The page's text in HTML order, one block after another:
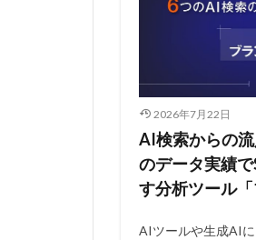
2026年7月22日
AI検索からの
のデータ実績
す分析ツール「
AIツールや生成AI